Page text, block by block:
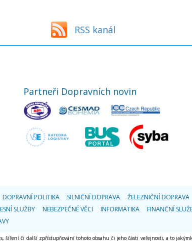
RSS kanál
Partneři Dopravních novin
DOPRAVNÍ POLITIKA SILNIČNÍ DOPRAVA
ŽELEZNIČNÍ DOPRAVA
SLUŽBY NEBEZPEČNÉ VĚCI INFORMATIKA
FINANČNÍ
šíření či další zpřístupňování tohoto obsahu či jeho části veřejnosti, a to